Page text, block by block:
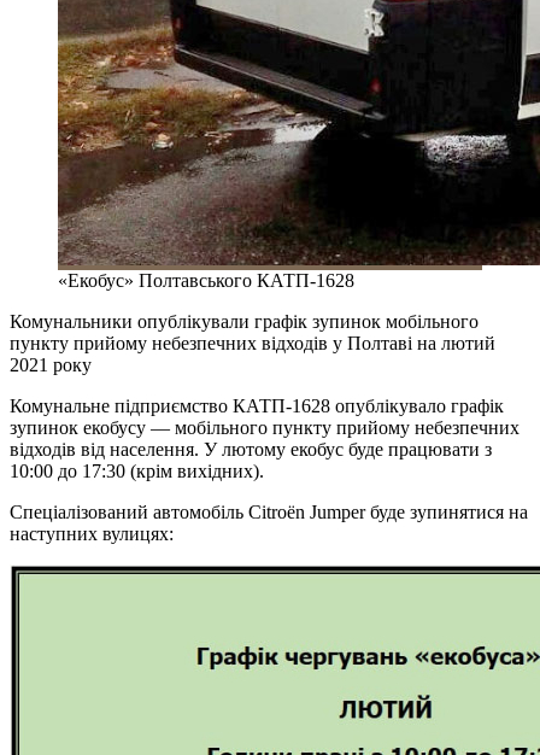
«Екобус» Полтавського КАТП-1628
Комунальники опублікували графік зупинок мобільного
пункту прийому небезпечних відходів у Полтаві на лютий
2021 року
Комунальне підприємство КАТП-1628 опублікувало графік
зупинок екобусу — мобільного пункту прийому небезпечних
відходів від населення. У лютому екобус буде працювати з
10:00 до 17:30 (крім вихідних).
Спеціалізований автомобіль Citroёn Jumper буде зупинятися на
наступних вулицях: